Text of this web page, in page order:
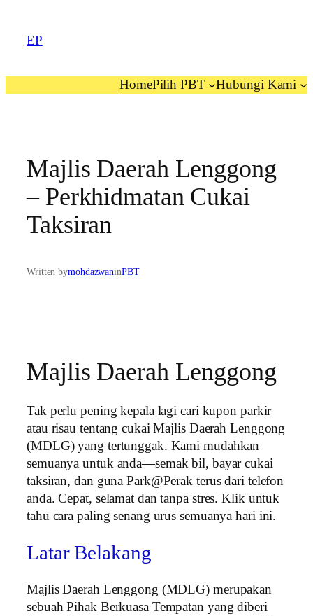
EP
HomePilih PBT Hubungi Kami
Majlis Daerah Lenggong
– Perkhidmatan Cukai
Taksiran
Written bymohdazwaninPBT
Majlis Daerah Lenggong
Tak perlu pening kepala lagi cari kupon parkir
atau risau tentang cukai Majlis Daerah Lenggong
(MDLG) yang tertunggak. Kami mudahkan
semuanya untuk anda—semak bil, bayar cukai
taksiran, dan guna Park@Perak terus dari telefon
anda. Cepat, selamat dan tanpa stres. Klik untuk
tahu cara paling senang urus semuanya hari ini.
Latar Belakang
Majlis Daerah Lenggong (MDLG) merupakan
sebuah Pihak Berkuasa Tempatan yang diberi